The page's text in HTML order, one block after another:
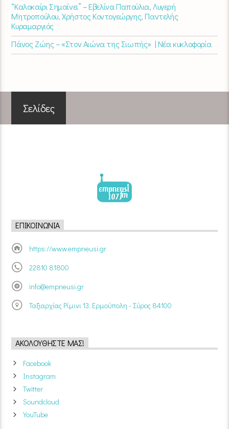
“Καλοκαίρι Σημαίνει” – Εβελίνα Παπούλια, Λυγερή
Μητροπούλου, Χρήστος Κοντογεώργης, Παντελής
Κυραμαργιός
Πάνος Ζώης – «Στον Αιώνα της Σιωπής» | Νέα κυκλοφορία
Σελίδες
ΕΠΙΚΟΙΝΩΝΊΑ
https://www.empneusi.gr
22810 81800
info@empneusi.gr
Ταξιαρχίας Ρίμινι 13, Ερμούπολη - Σύρος 84100
ΑΚΟΛΟΥΘΉΣΤΕ ΜΑΣ!
Facebook
Instagram
Twitter
Soundcloud
YouTube